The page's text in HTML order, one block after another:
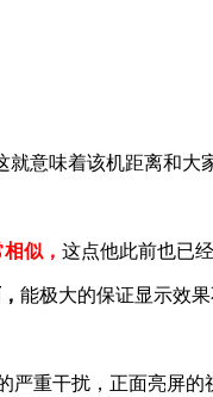
意味着该机距离和大
似， 这点他此前也已
能极大的保证显示效
严重干扰，正面亮屏